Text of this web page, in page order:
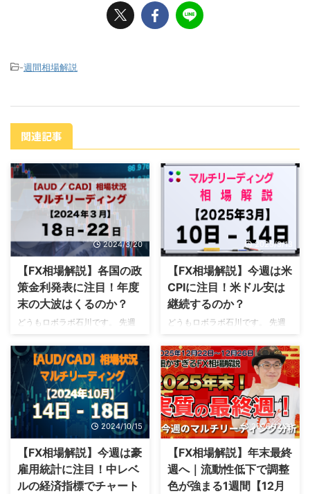
-週間相場解説
関連記事
2024/3/20
【FX相場解説】各国の政
策金利発表に注目！年度
末の大波はくるのか？
どうもロボラボ石川です。 先週
は米ドルの方向感が出た1週間と
なりました。 今週は各国の政策
金利発表が控えているので、発表
前後の値動きには注意が必要で
す。 今日は先週の相場の動きを
振り返りながら、年末年始の注目
ポイントについて詳しい情報を解
説していきましょう。 先週の経
済の振り返り 先週の経済を振り
返ってみましょう。 先週は米ド
ルの方向感が出た1週間となりま
した。 詳しい内容を解説してい
2025/3/13
【FX相場解説】今週は米
CPIに注目！米ドル安は
継続するのか？
どうもロボラボ石川です。 先週
はトランプ関税の不透明感から米
ドル安が進んだ展開となりまし
た。 株価下落の影響も大きく、
今後は米ドル安が継続するのか注
目されています。 今週は米CPIの
発表が控えているので、どのよう
な値動きが生じるのか注視しまし
ょう。 今日は先週の相場の動き
を振り返りながら、来週の注目ポ
イントについて解説します。 先
週の経済の振り返り 先週の経済
を振り返ってみましょう。 先週
2024/10/15
【FX相場解説】今週は豪
雇用統計に注目！中レベ
ルの経済指標でチャート
2025/12/21
【FX相場解説】年末最終
週へ｜流動性低下で調整
色が強まる1週間【12月